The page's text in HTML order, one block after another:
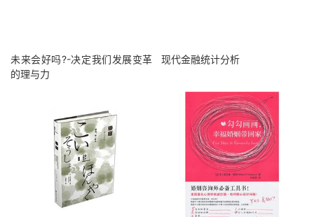
未来会好吗?-决定我们发展变革
的理与力
现代金融统计分析